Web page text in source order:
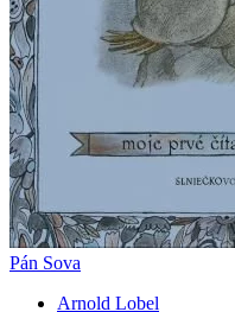
Pán Sova
Arnold Lobel